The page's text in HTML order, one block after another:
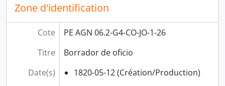
[Collection] TOMÁS DIÉGUEZ
Zone d'identification
Cote
PE AGN 06.2-G4-CO-JO-1-26
Titre
Borrador de oficio
Date(s)
1820-05-12 (Création/Production)